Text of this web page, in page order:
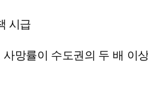
시급
망률이 수도권의 두 배 이